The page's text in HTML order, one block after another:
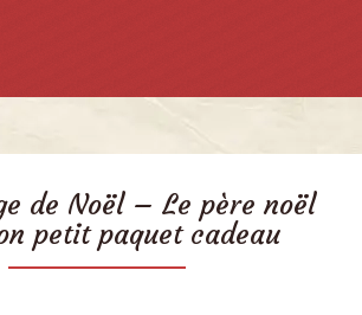
de Noël – Le père noël
petit paquet cadeau